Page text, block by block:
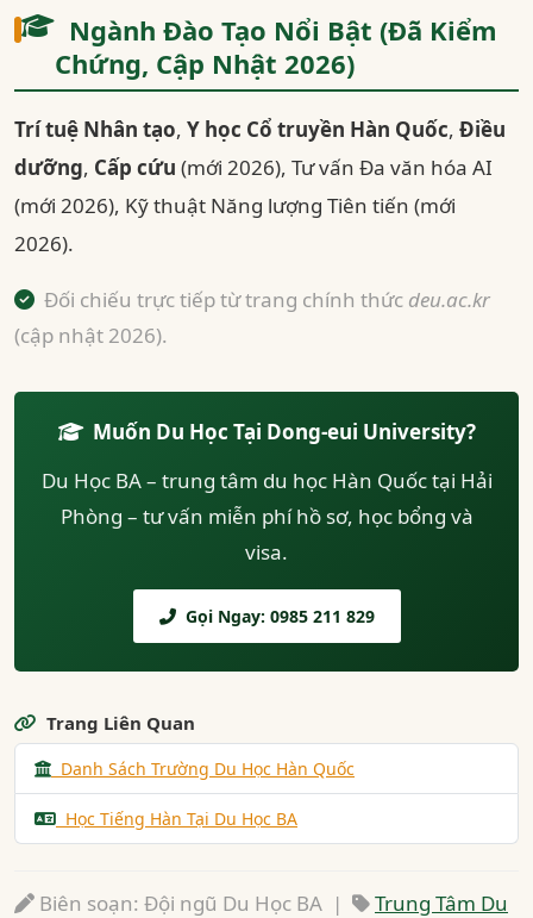
Ngành Đào Tạo Nổi Bật (Đã Kiểm
Chứng, Cập Nhật 2026)
Trí tuệ Nhân tạo, Y học Cổ truyền Hàn Quốc, Điều
dưỡng, Cấp cứu (mới 2026), Tư vấn Đa văn hóa AI
(mới 2026), Kỹ thuật Năng lượng Tiên tiến (mới
2026).
Đối chiếu trực tiếp từ trang chính thức deu.ac.kr
(cập nhật 2026).
Muốn Du Học Tại Dong-eui University?
Du Học BA – trung tâm du học Hàn Quốc tại Hải
Phòng – tư vấn miễn phí hồ sơ, học bổng và
visa.
Gọi Ngay: 0985 211 829
Trang Liên Quan
Danh Sách Trường Du Học Hàn Quốc
Học Tiếng Hàn Tại Du Học BA
Biên soạn: Đội ngũ Du Học BA |
Trung Tâm Du